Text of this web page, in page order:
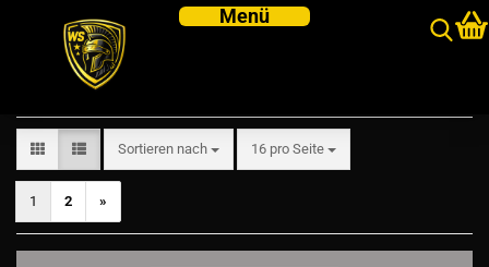
Infantry
Sortieren nach
Sortieren nach 16 pro Seite
pro Seite
1 2 »